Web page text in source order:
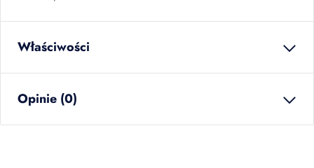
Właściwości
ilość w opakowaniu
zbiorczym
Opinie (0)